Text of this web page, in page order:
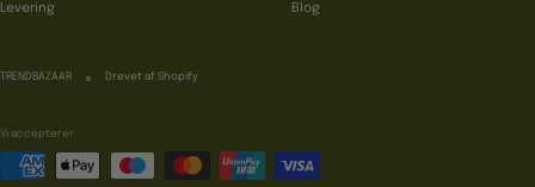
Levering Blog
TRENDBAZAAR Drevet af Shopify
Vi accepterer